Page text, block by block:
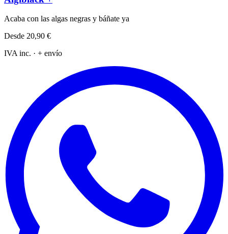
Acaba con las algas negras y báñate ya
Desde 20,90 €
IVA inc. · + envío